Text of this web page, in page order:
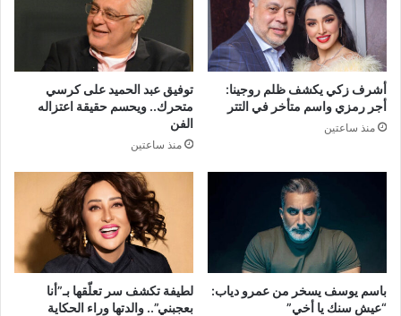
أشرف زكي يكشف ظلم روجينا:
أجر رمزي واسم متأخر في التتر
منذ ساعتين
توفيق عبد الحميد على كرسي
متحرك.. ويحسم حقيقة اعتزاله
الفن
منذ ساعتين
باسم يوسف يسخر من عمرو دياب:
“عيش سنك يا أخي”
لطيفة تكشف سر تعلّقها بـ”أنا
بعجبني”.. والدتها وراء الحكاية